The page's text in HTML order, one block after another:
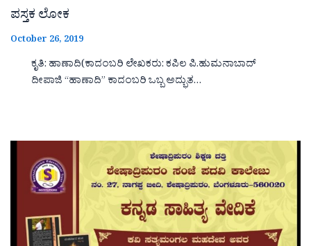
ಪಸ್ತಕ ಲೋಕ
October 26, 2019
ಕೃತಿ: ಹಾಣಾದಿ(ಕಾದಂಬರಿ ಲೇಖಕರು: ಕಪಿಲ ಪಿ.ಹುಮನಾಬಾದ್
ದೀಪಾಜಿ “ಹಾಣಾದಿ‌‌‌‌” ಕಾದಂಬರಿ ಒಬ್ಬ ಅದ್ಭುತ…